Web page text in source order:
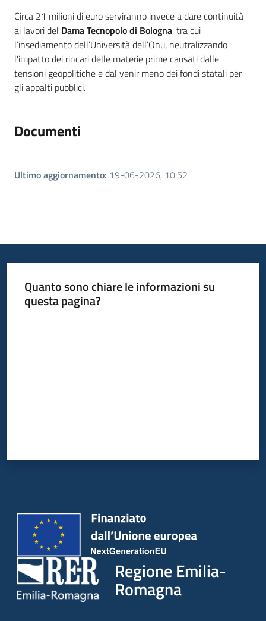
Circa 21 milioni di euro serviranno invece a dare continuità
ai lavori del Dama Tecnopolo di Bologna, tra cui
l’insediamento dell’Università dell’Onu, neutralizzando
l'impatto dei rincari delle materie prime causati dalle
tensioni geopolitiche e dal venir meno dei fondi statali per
gli appalti pubblici.
Documenti
Ultimo aggiornamento: 19-06-2026, 10:52
Quanto sono chiare le informazioni su
questa pagina?
Regione Emilia-
Romagna